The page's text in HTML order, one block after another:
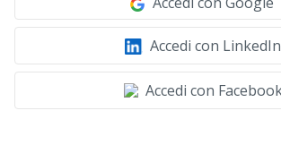
Accedi con LinkedIn
Accedi con